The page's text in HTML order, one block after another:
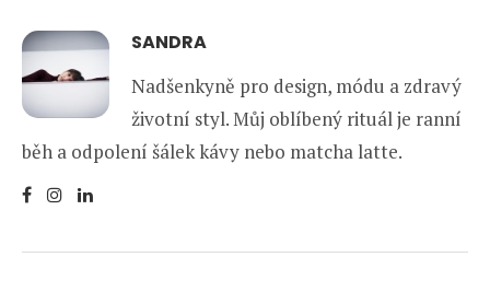
SANDRA
Nadšenkyně pro design, módu a zdravý
životní styl. Můj oblíbený rituál je ranní
běh a odpolení šálek kávy nebo matcha latte.